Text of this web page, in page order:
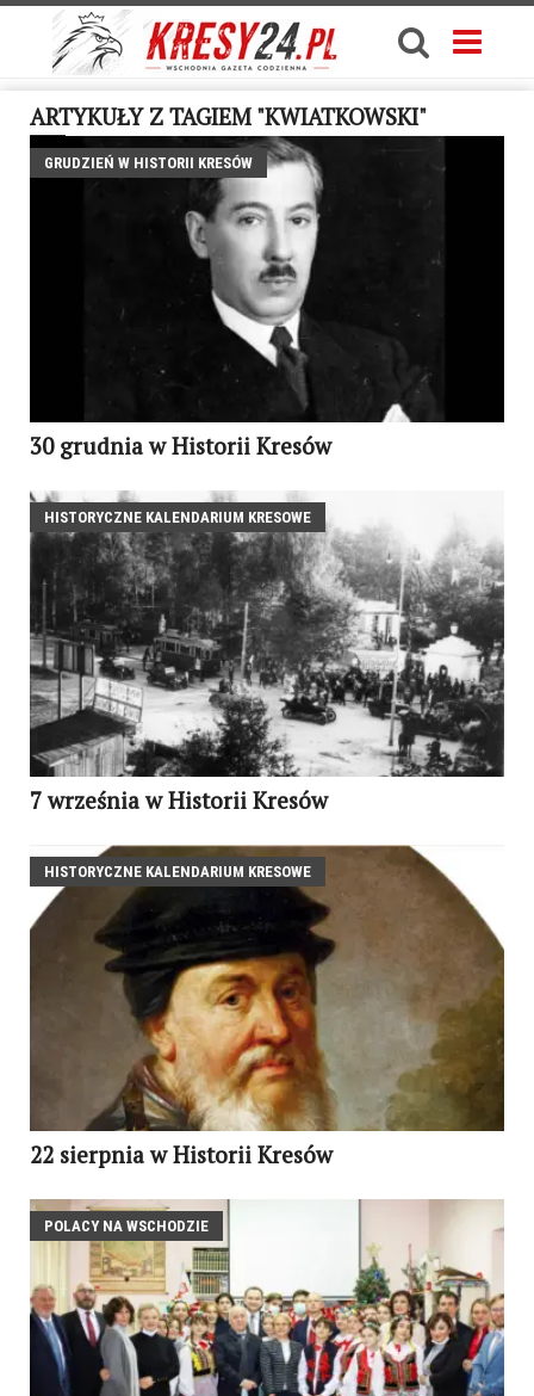
ARTYKUŁY Z TAGIEM "KWIATKOWSKI"
GRUDZIEŃ W HISTORII KRESÓW
30 grudnia w Historii Kresów
HISTORYCZNE KALENDARIUM KRESOWE
7 września w Historii Kresów
HISTORYCZNE KALENDARIUM KRESOWE
22 sierpnia w Historii Kresów
POLACY NA WSCHODZIE